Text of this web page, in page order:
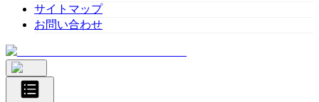
サイトマップ
お問い合わせ